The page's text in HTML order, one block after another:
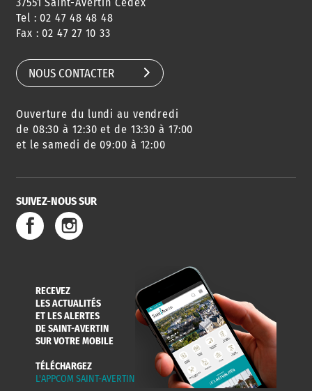
Tel : 02 47 48 48 48
Fax : 02 47 27 10 33
NOUS CONTACTER
Ouverture du lundi au vendredi
de 08:30 à 12:30 et de 13:30 à 17:00
et le samedi de 09:00 à 12:00
SUIVEZ-NOUS SUR
RECEVEZ
LES ACTUALITÉS
ET LES ALERTES
DE SAINT-AVERTIN
SUR VOTRE MOBILE
TÉLÉCHARGEZ
L'APPCOM SAINT-AVERTIN